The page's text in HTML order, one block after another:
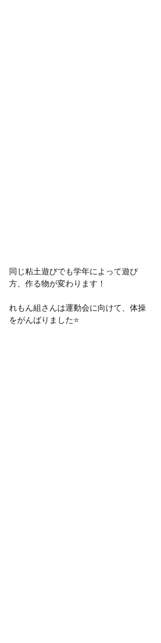
同じ粘土遊びでも学年によって遊び
方、作る物が変わります！
れもん組さんは運動会に向けて、体操
をがんばりました⭐️